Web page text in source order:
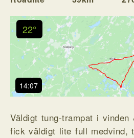
22°
14:07
Väldigt tung-trampat i
fick väldigt lite full medvind,